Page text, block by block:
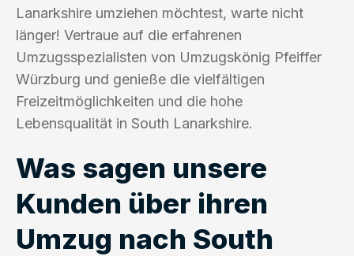
Lanarkshire umziehen möchtest, warte nicht
länger! Vertraue auf die erfahrenen
Umzugsspezialisten von Umzugskönig Pfeiffer
Würzburg und genieße die vielfältigen
Freizeitmöglichkeiten und die hohe
Lebensqualität in South Lanarkshire.
Was sagen unsere
Kunden über ihren
Umzug nach South